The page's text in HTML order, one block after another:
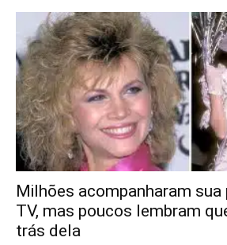
Milhões acompanharam sua
TV, mas poucos lembram
trás dela